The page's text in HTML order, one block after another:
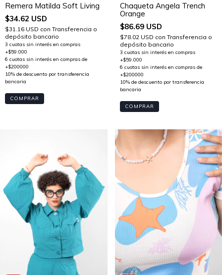
Remera Matilda Soft Living
$34.62 USD
$31.16 USD con Transferencia o
depósito bancario
COMPRAR
Chaqueta Angela Trench
Orange
$86.69 USD
$78.02 USD con Transferencia o
depósito bancario
COMPRAR